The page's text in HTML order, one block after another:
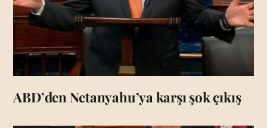
ABD’den Netanyahu’ya karşı şok çıkış